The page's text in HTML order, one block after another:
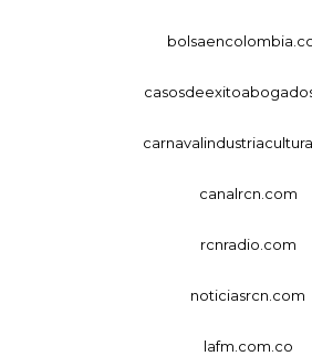
canalrcn.com
rcnradio.com
noticiasrcn.com
lafm.com.co